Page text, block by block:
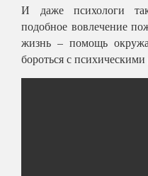
И даже психологи
подобное вовлечение
жизнь – помощь
бороться с